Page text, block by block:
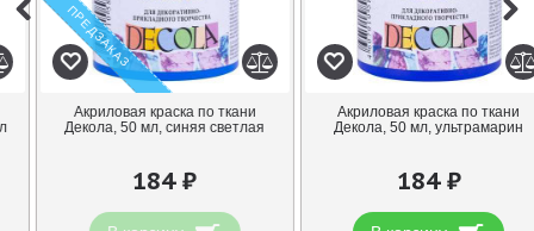
ПРЕДЗАКАЗ
Акриловая краска по ткани
Декола, 50 мл, синяя светлая
184 ₽
Акриловая краска по ткани
Декола, 50 мл, ультрамарин
184 ₽